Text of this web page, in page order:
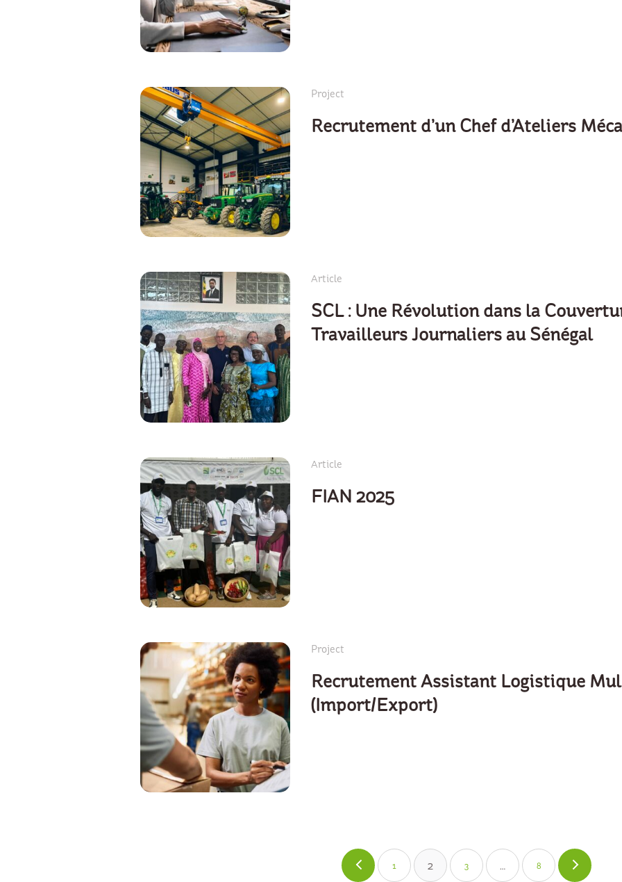
Project
Recrutement d’un Chef d’Ateliers
Article
SCL : Une Révolution dans la
Travailleurs Journaliers au Sénégal
Article
FIAN 2025
Project
Recrutement Assistant Logistique
(Import/Export)
1 2 3 … 8